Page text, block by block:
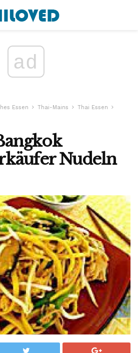
ad
Essen Thai-Mains
Thai Essen
Nudeln